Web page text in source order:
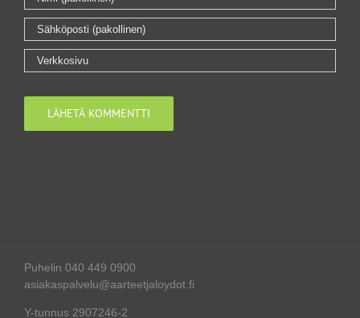
Puhelin 040 449 0900
asiakaspalvelu@aarteetjaloydot.fi
Y-tunnus 2907246-2